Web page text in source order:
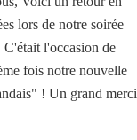
lors de notre soirée
C'était l'occasion de
fois notre nouvelle
! Un grand merci